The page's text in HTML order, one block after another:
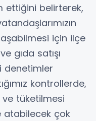
ettiğini belirterek,
için ilçe
gıda satışı
denetimler
kontrollerde,
tüketilmesi
atabilecek çok